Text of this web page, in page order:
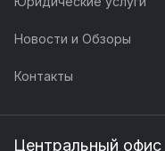
Новости и Обзоры
Контакты
Центральный офис